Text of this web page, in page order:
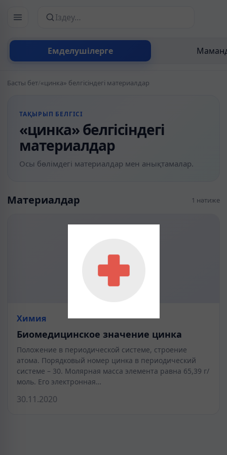
Емделушілерге
Сайттан іздеу
Басты бет/«цинка» белгісіндегі материалдар
ТАҚЫРЫП БЕЛГІСІ
«цинка» белгісіндегі
материалдар
Осы бөлімдегі материалдар мен анықтамалар.
Материалдар 1 нәтиже
Химия
Биомедицинское значение цинка
Положение в периодической системе, строение
атома. Порядковый номер цинка в периодический
системе – 30. Молярная масса элемента равна 65,39 г/
моль. Его электронная…
30.11.2020